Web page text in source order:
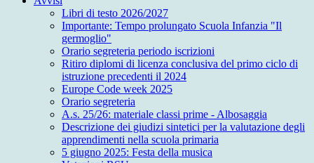
Libri di testo 2026/2027
Importante: Tempo prolungato Scuola Infanzia "Il
germoglio"
Orario segreteria periodo iscrizioni
Ritiro diplomi di licenza conclusiva del primo ciclo di
istruzione precedenti il 2024
Europe Code week 2025
Orario segreteria
A.s. 25/26: materiale classi prime - Albosaggia
Descrizione dei giudizi sintetici per la valutazione degli
apprendimenti nella scuola primaria
5 giugno 2025: Festa della musica